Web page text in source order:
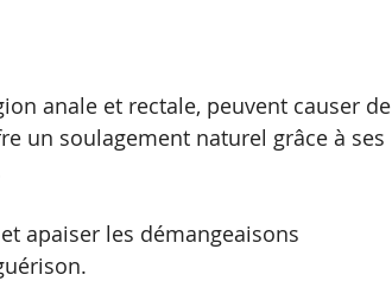
anale et rectale, peuvent causer de
un soulagement naturel grâce à ses
apaiser les démangeaisons